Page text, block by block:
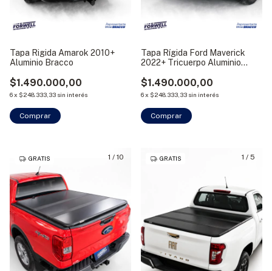
Tapa Rigida Amarok 2010+
Aluminio Bracco
$1.490.000,00
6x $248.333,33 sin interés
Comprar
Tapa Rígida Ford Maverick
2022+ Tricuerpo Aluminio
$1.490.000,00
6x $248.333,33 sin interés
Comprar
1 / 10
GRATIS 1 / 5
GRATIS